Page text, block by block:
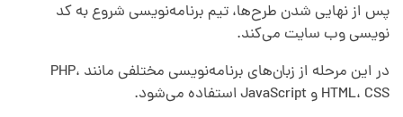
پس از نهایی شدن طرح‌ها، تیم برنامه‌نویسی شروع به کد
نویسی وب سایت می‌کند.
در این مرحله از زبان‌های برنامه‌نویسی مختلفی مانند PHP،
HTML، CSS و JavaScript استفاده می‌شود.